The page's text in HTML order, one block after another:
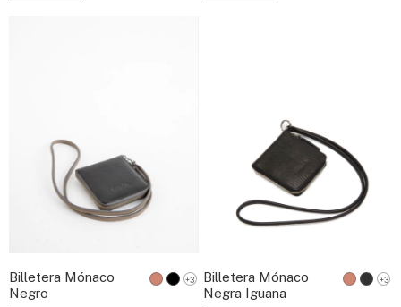
Billetera Mónaco
Negro
+3
Billetera Mónaco
Negra Iguana
+3